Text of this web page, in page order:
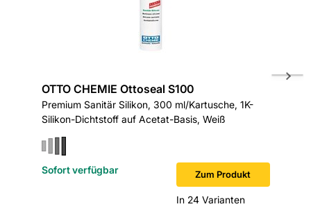
OTTO CHEMIE Ottoseal S100
Premium Sanitär Silikon, 300 ml/Kartusche, 1K-
Silikon-Dichtstoff auf Acetat-Basis, Weiß
Zum Produkt
In 24 Varianten
Sofort verfügbar